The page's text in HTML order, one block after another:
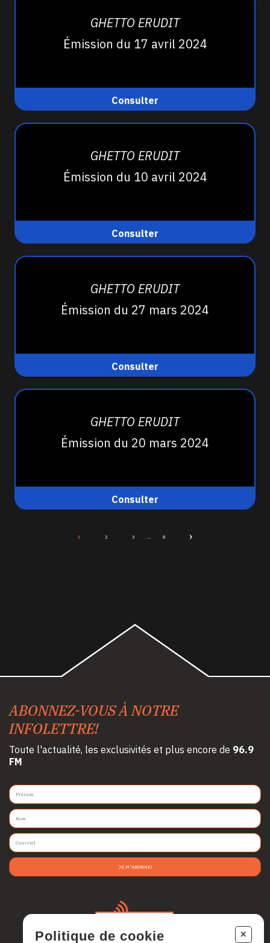
GHETTO ERUDIT
Émission du 17 avril 2024
Consulter
GHETTO ERUDIT
Émission du 10 avril 2024
Consulter
GHETTO ERUDIT
Émission du 27 mars 2024
Consulter
GHETTO ERUDIT
Émission du 20 mars 2024
Consulter
1 2 3 ... 8
ABONNEZ-VOUS À NOTRE
INFOLETTRE!
Toute l'actualité, les exclusivités et plus encore de 96.9
FM
JE M'ABONNE!
Politique de cookie +